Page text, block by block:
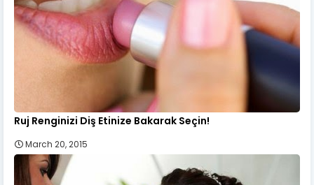
Ruj Renginizi Diş Etinize Bakarak Seçin!
March 20, 2015